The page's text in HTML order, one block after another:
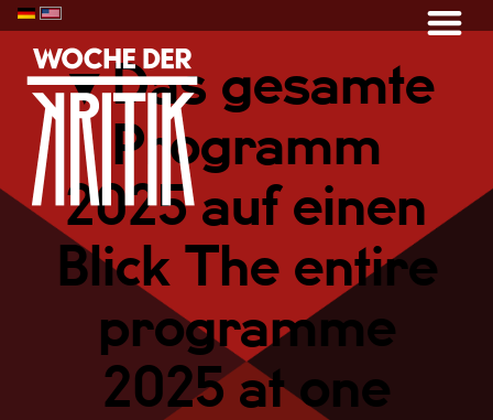
▼Das gesamte
Programm
2025 auf einen
Blick The entire
programme
2025 at one